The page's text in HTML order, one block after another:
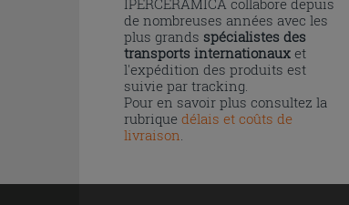
IPERCERAMICA collabore depuis
de nombreuses années avec les
plus grands spécialistes des
transports internationaux et
l'expédition des produits est
suivie par tracking.
Pour en savoir plus consultez la
rubrique délais et coûts de
livraison.